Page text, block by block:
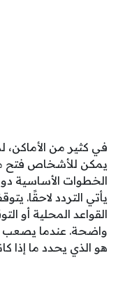
في كثير من الأماكن،
يمكن للأشخاص فتح
الخطوات الأساسية
يأتي التردد لاحقًا.
القواعد المحلية أو
واضحة. عندما يصعب
هو الذي يحدد ما إذا